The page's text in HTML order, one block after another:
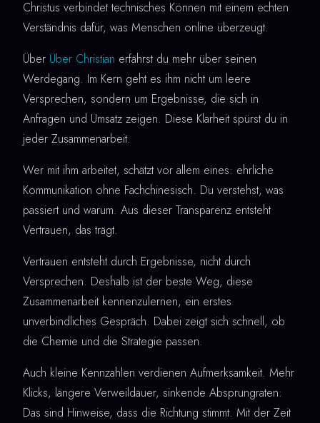
Christus verbindet technisches Können mit einem echten
Verständnis dafür, was Menschen online überzeugt.
Über Über Christian erfährst du mehr über seinen
Werdegang. Im Kern geht es ihm nicht um leere
Versprechen, sondern um Ergebnisse, die sich in
Anfragen und Umsatz zeigen. Diese Klarheit spürst du in
jeder Zusammenarbeit.
Wer mit ihm arbeitet, schätzt vor allem eines: ehrliche
Kommunikation ohne Fachchinesisch. Du verstehst, was
passiert und warum. Aus dieser Transparenz entsteht
Vertrauen, das trägt.
Vertrauen entsteht durch Ergebnisse, nicht durch
Versprechen. Deshalb ist der beste Weg, diese
Zusammenarbeit kennenzulernen, ein erstes
unverbindliches Gespräch. Dabei zeigt sich schnell, ob
die Chemie und die Strategie passen.
Auch kleine Kennzahlen verdienen Aufmerksamkeit. Mehr
Klicks, längere Verweildauer, sinkende Absprungraten:
Das sind Hinweise, dass die Richtung stimmt. Mit der Zeit